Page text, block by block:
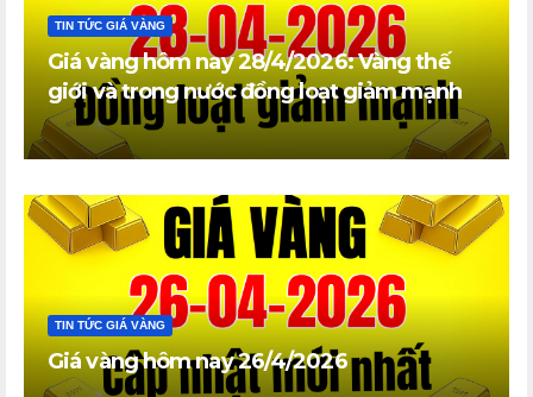
TIN TỨC GIÁ VÀNG
Giá vàng hôm nay 28/4/2026: Vàng thế
giới và trong nước đồng loạt giảm mạnh
TIN TỨC GIÁ VÀNG
Giá vàng hôm nay 26/4/2026